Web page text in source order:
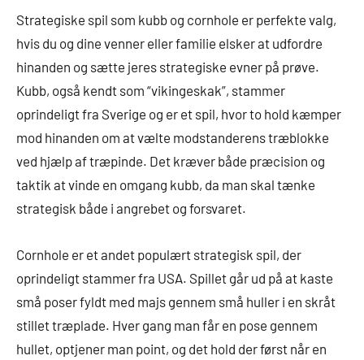
Strategiske spil som kubb og cornhole er perfekte valg,
hvis du og dine venner eller familie elsker at udfordre
hinanden og sætte jeres strategiske evner på prøve.
Kubb, også kendt som “vikingeskak”, stammer
oprindeligt fra Sverige og er et spil, hvor to hold kæmper
mod hinanden om at vælte modstanderens træblokke
ved hjælp af træpinde. Det kræver både præcision og
taktik at vinde en omgang kubb, da man skal tænke
strategisk både i angrebet og forsvaret.
Cornhole er et andet populært strategisk spil, der
oprindeligt stammer fra USA. Spillet går ud på at kaste
små poser fyldt med majs gennem små huller i en skråt
stillet træplade. Hver gang man får en pose gennem
hullet, optjener man point, og det hold der først når en